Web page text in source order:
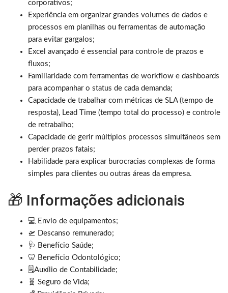
corporativos;
Experiência em organizar grandes volumes de dados e
processos em planilhas ou ferramentas de automação
para evitar gargalos;
Excel avançado é essencial para controle de prazos e
fluxos;
Familiaridade com ferramentas de workflow e dashboards
para acompanhar o status de cada demanda;
Capacidade de trabalhar com métricas de SLA (tempo de
resposta), Lead Time (tempo total do processo) e controle
de retrabalho;
Capacidade de gerir múltiplos processos simultâneos sem
perder prazos fatais;
Habilidade para explicar burocracias complexas de forma
simples para clientes ou outras áreas da empresa.
🎁 Informações adicionais
💻 Envio de equipamentos;
🛫 Descanso remunerado;
🩺 Benefício Saúde;
🦷 Benefício Odontológico;
🗒️Auxílio de Contabilidade;
🧬 Seguro de Vida;